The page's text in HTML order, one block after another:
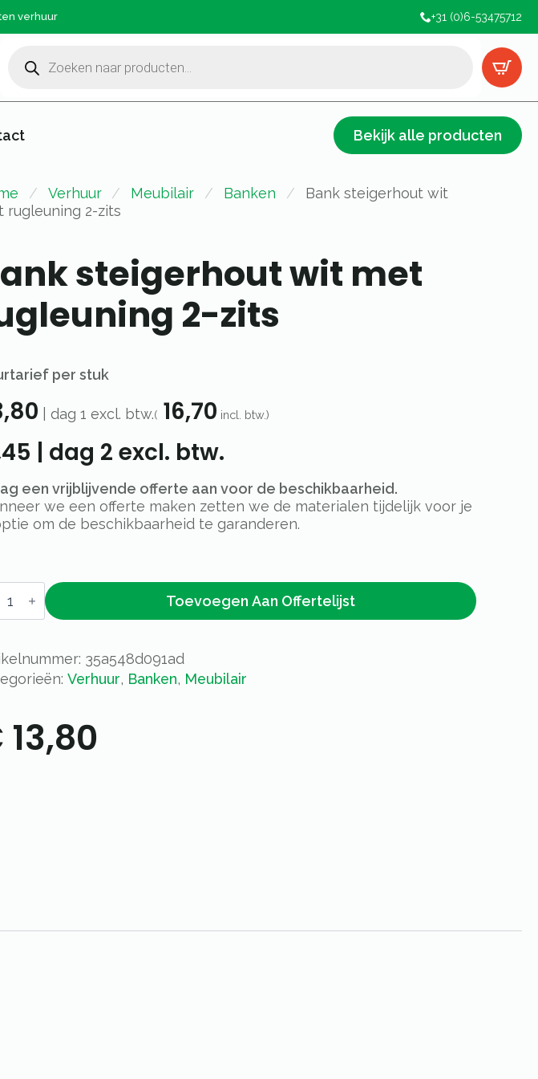
verhuur +31 (0)6-53475712
zoeken
Bekijk alle producten
Verhuur Meubilair Banken
Bank steigerhout wit
rugleuning 2-zits
steigerhout wit met
2-zits
per stuk
dag 1 excl. btw.(16,70 incl. btw.)
dag 2 excl. btw.
een vrijblijvende offerte aan voor de beschikbaarheid.
we een offerte maken zetten we de materialen tijdelijk voor je
om de beschikbaarheid te garanderen.
Toevoegen Aan Offertelijst
35a548d091ad
Verhuur, Banken, Meubilair
13,80